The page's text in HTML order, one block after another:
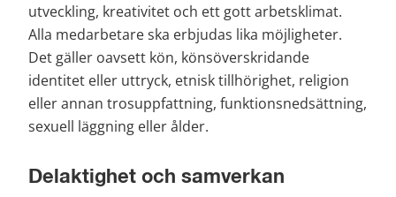
utveckling, kreativitet och ett gott arbetsklimat.
Alla medarbetare ska erbjudas lika möjligheter.
Det gäller oavsett kön, könsöverskridande
identitet eller uttryck, etnisk tillhörighet, religion
eller annan trosuppfattning, funktionsnedsättning,
sexuell läggning eller ålder.
Delaktighet och samverkan